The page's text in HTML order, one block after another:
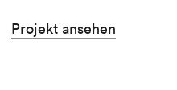
Projekt ansehen